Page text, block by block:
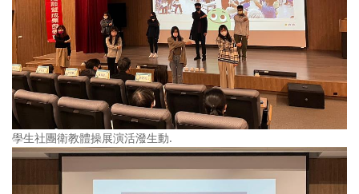
學生社團衛教體操展演活潑生動.